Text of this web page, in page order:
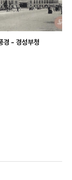
경 - 경성부청